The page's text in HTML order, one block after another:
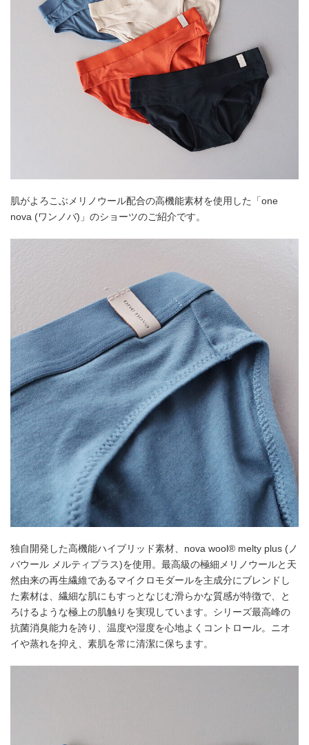
肌がよろこぶメリノウール配合の高機能素材を使用した「one
nova (ワンノバ)」のショーツのご紹介です。
独自開発した高機能ハイブリッド素材、nova wool® melty plus (ノ
バウール メルティプラス)を使用。最高級の極細メリノウールと天
然由来の再生繊維であるマイクロモダールを主成分にブレンドし
た素材は、繊細な肌にもすっとなじむ滑らかな質感が特徴で、と
ろけるような極上の肌触りを実現しています。シリーズ最高峰の
抗菌消臭能力を誇り、温度や湿度を心地よくコントロール。ニオ
イや蒸れを抑え、素肌を常に清潔に保ちます。